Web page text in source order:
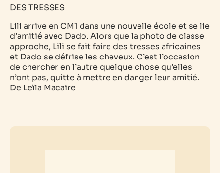
DES TRESSES
Lili arrive en CM1 dans une nouvelle école et se lie
d’amitié avec Dado. Alors que la photo de classe
approche, Lili se fait faire des tresses africaines
et Dado se défrise les cheveux. C’est l’occasion
de chercher en l’autre quelque chose qu’elles
n’ont pas, quitte à mettre en danger leur amitié.
De Leïla Macaire